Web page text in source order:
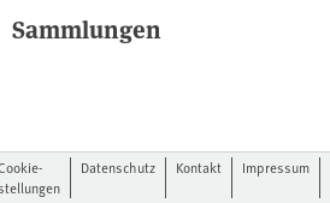
Sammlungen
Datenschutz Kontakt Impressum